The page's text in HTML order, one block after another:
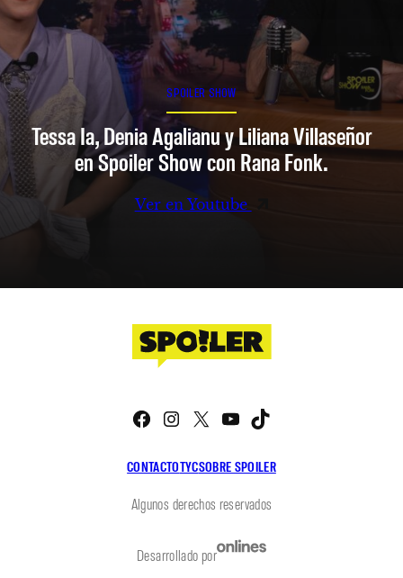
SPOILER SHOW
Tessa Ia, Denia Agalianu y Liliana Villaseñor
en Spoiler Show con Rana Fonk.
Ver en Youtube
CONTACTOTYCSOBRE SPOILER
Facebook
Instagram
X YouTube
Algunos derechos reservados
Desarrollado por